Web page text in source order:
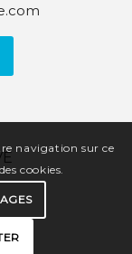
navigation sur ce
cookies.